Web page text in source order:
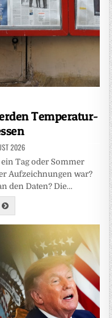
Temperatur-
2026
Tag oder Sommer
Aufzeichnungen war?
den Daten? Die…